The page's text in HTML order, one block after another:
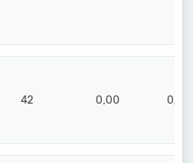
42 0,00 0,00